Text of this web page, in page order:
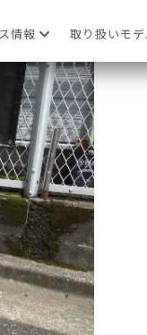
情報 取り扱いモデ